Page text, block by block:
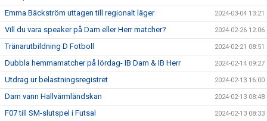
Emma Bäckström uttagen till regionalt läger 2024-03-04 13:21
Vill du vara speaker på Dam eller Herr matcher? 2024-02-26 12:06
Tränarutbildning D Fotboll 2024-02-21 08:51
Dubbla hemmamatcher på lördag- IB Dam & IB Herr 2024-02-14 09:27
Utdrag ur belastningsregistret 2024-02-13 16:00
Dam vann Hallvärmländskan 2024-02-13 08:48
F07 till SM-slutspel i Futsal 2024-02-13 08:33